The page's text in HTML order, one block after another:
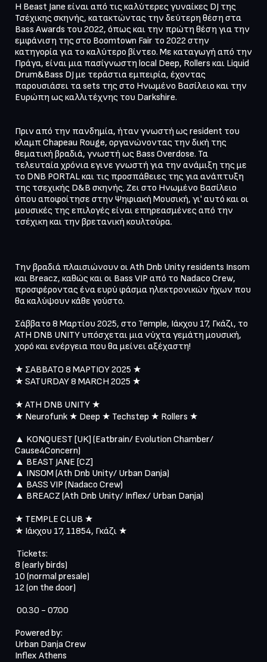
Η Beast Jane είναι από τις καλύτερες γυναίκες DJ της
Τσέχικης σκηνής, κατακτώντας την δεύτερη θέση στα
Bass Awards του 2022, όπως και την πρώτη θέση για την
εμφάνιση της στο Boomtown Fair το 2022 στην
κατηγορία για το καλύτερο βίντεο. Με καταγωγή από την
Πράγα, είναι μια πασίγνωστη local Deep, Rollers και Liquid
Drum&Bass DJ με τεράστια εμπειρία, έχοντας
παρουσιάσει τα sets της στο Ηνωμένο Βασίλειο και την
Ευρώπη ως καλλιτέχνης του Darkshire.
Πριν από την πανδημία, ήταν γνωστή ως resident του
κλαμπ Chapeau Rouge, οργανώνοντας την δική της
θεματική βραδιά, γνωστή ως Bass Overdose. Τα
τελευταία χρόνια εγινε γνωστή για την ανάμιξη της με
το DNB PORTAL και τις προσπάθειες της για ανάπτυξη
της τσεχικής D&B σκηνής. Ζει στο Ηνωμένο Βασίλειο
όπου αποφοίτησε στην Ψηφιακή Μουσική, γι' αυτό και οι
μουσικές της επιλογές είναι επηρεασμένες από την
τσέχικη και την βρετανική κουλτούρα.
Την βραδιά πλαισιώνουν οι Ath Dnb Unity residents Insom
και Breacz, καθώς και οι Bass VIP από το Nadaco Crew,
προσφέροντας ένα ευρύ φάσμα ηλεκτρονικών ήχων που
θα καλύψουν κάθε γούστο.
Σάββατο 8 Μαρτίου 2025, στο Temple, Ιάκχου 17, Γκάζι, το
ATH DNB UNITY υπόσχεται μια νύχτα γεμάτη μουσική,
χορό και ενέργεια που θα μείνει αξέχαστη!
★ ΣΑΒΒΑΤΟ 8 ΜΑΡΤΙΟΥ 2025 ★
★ SATURDAY 8 MARCH 2025 ★
★ ATH DNB UNITY ★
★ Neurofunk ★ Deep ★ Techstep ★ Rollers ★
▲ KONQUEST [UK] (Eatbrain/ Evolution Chamber/
Cause4Concern)
▲ BEAST JANE [CZ]
▲ INSOM (Ath Dnb Unity/ Urban Danja)
▲ BASS VIP (Nadaco Crew)
▲ BREACZ (Ath Dnb Unity/ Inflex/ Urban Danja)
★ TEMPLE CLUB ★
★ Ιάκχου 17, 11854, Γκάζι ★
Tickets:
8 (early birds)
10 (normal presale)
12 (on the door)
00.30 - 07.00
Powered by:
Urban Danja Crew
Inflex Athens